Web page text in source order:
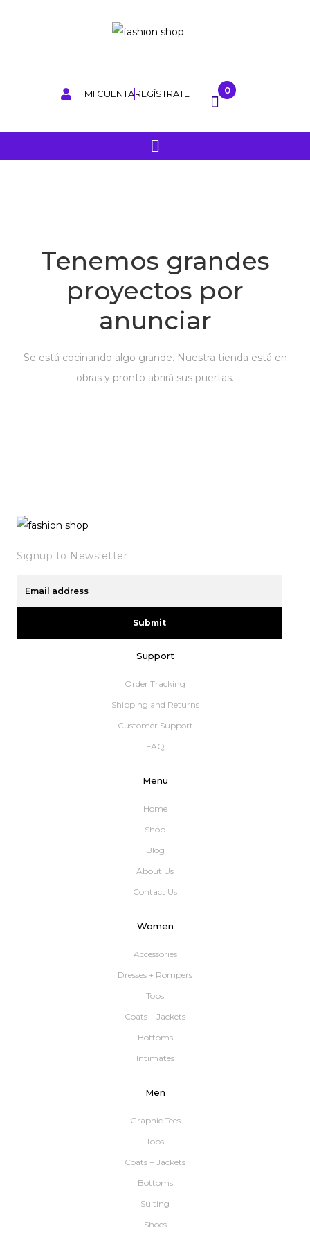
MI CUENTAREGÍSTRATE 0
Tenemos grandes
proyectos por
anunciar
Se está cocinando algo grande. Nuestra tienda está en
obras y pronto abrirá sus puertas.
Signup to Newsletter
Submit
Support
Order Tracking
Shipping and Returns
Customer Support
FAQ
Menu
Home
Shop
Blog
About Us
Contact Us
Women
Accessories
Dresses + Rompers
Tops
Coats + Jackets
Bottoms
Intimates
Men
Graphic Tees
Tops
Coats + Jackets
Bottoms
Suiting
Shoes